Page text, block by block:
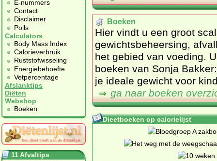
E-nummers
Contact
Disclaimer
Polls
Calculators
Body Mass Index
Calorieverbruik
Ruststofwisseling
Energiebehoefte
Vetpercentage
Afslanktips
Diëten
Webshop
Boeken
11 Afvaltips
Boeken
Hier vindt u een groot
gewichtsbeheersing,
het gebied van voeding. U vindt hier ook tevens de nieuwste
boeken van Sonja
je ideale gewicht voor
ga naar boeken
Dieetboeken op calorielijst